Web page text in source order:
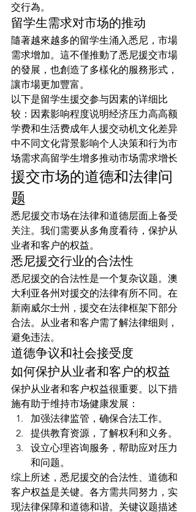
交行為。
留学生需求对市场的推动
隨著越來越多的留学生涌入悉尼，市場
需求增加。這不僅推動了悉尼援交市場
的發展，也創造了多樣化的服務形式，
讓市場更加豐富。
以下是留学生援交参与因素的详细比
较：因素影响程度说明经济压力高高额
学费和生活费成年人援交动机文化差异
中不同文化背景影响个人决策和行为市
场需求高留学生增多推动市场需求增长
援交市场的道德和法律问
题
悉尼援交市场在法律和道德层面上备受
关注。我们需要从多角度看待，保护从
业者和客户的权益。
悉尼援交行业的合法性
悉尼援交的合法性是一个复杂议题。澳
大利亚各州对援交的法律有所不同。在
新南威尔士州，援交在法律框架下部分
合法。从业者和客户需了解法律细则，
避免违法。
道德争议和社会接受度
如何保护从业者和客户的权益
保护从业者和客户权益很重要。以下措
施有助于维持市场健康发展：
加强法律监管，确保合法工作。
提供教育资源，了解权利和义务。
设立心理咨询服务，帮助应对压力
和问题。
综上所述，悉尼援交的合法性、道德和
客户权益是关键。各方需共同努力，实
现法律保障和道德和谐。关键议题描述